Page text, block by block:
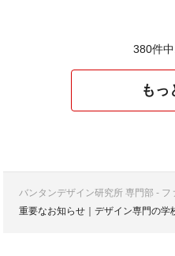
380件中
もっ
バンタンデザイン研究所 専門部 -
重要なお知らせ｜デザイン専門の